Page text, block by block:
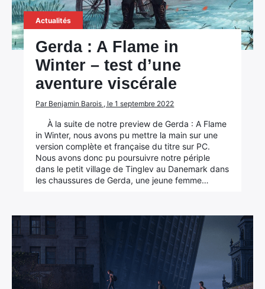
Actualités
Gerda : A Flame in
Winter – test d’une
aventure viscérale
Par Benjamin Barois , le 1 septembre 2022
À la suite de notre preview de Gerda : A Flame
in Winter, nous avons pu mettre la main sur une
version complète et française du titre sur PC.
Nous avons donc pu poursuivre notre périple
dans le petit village de Tinglev au Danemark dans
les chaussures de Gerda, une jeune femme…